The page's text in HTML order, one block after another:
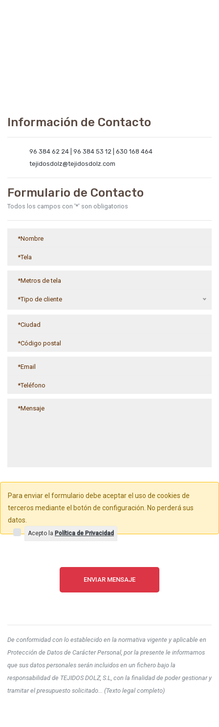
Información de Contacto
96 384 62 24 | 96 384 53 12 | 630 168 464
tejidosdolz@tejidosdolz.com
Formulario de Contacto
Todos los campos con '*' son obligatorios
*Tipo de cliente
Para enviar el formulario debe aceptar el uso de cookies de
terceros mediante el botón de configuración. No perderá sus
datos.
Acepto la Política de Privacidad
ENVIAR MENSAJE
De conformidad con lo establecido en la normativa vigente y aplicable en
Protección de Datos de Carácter Personal, por la presente le informamos
que sus datos personales serán incluidos en un fichero bajo la
responsabilidad de TEJIDOS DOLZ, S.L, con la finalidad de poder gestionar y
tramitar el presupuesto solicitado... (Texto legal completo)